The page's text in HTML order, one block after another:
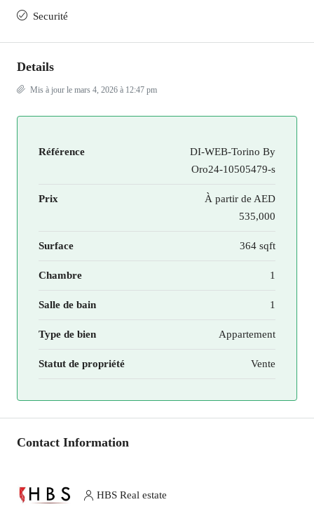
Securité
Details
Mis à jour le mars 4, 2026 à 12:47 pm
Référence
DI-WEB-Torino By
Oro24-10505479-s
Prix À partir de AED
535,000
Surface 364 sqft
Chambre 1
Salle de bain 1
Type de bien Appartement
Statut de propriété Vente
Contact Information
HBS Real estate